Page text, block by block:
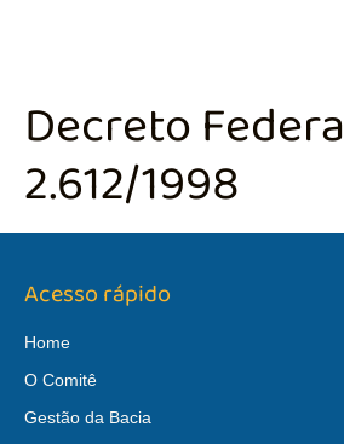
Decreto
2.612/1998
Acesso rápido
Home
O Comitê
Gestão da Bacia